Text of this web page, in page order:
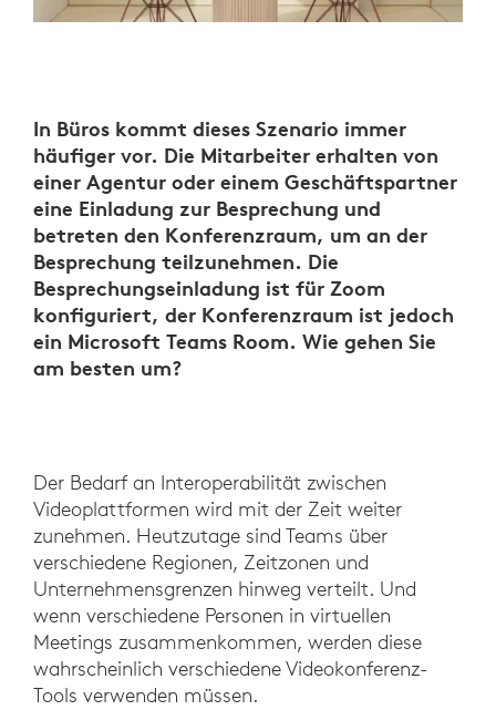
In Büros kommt dieses Szenario immer
häufiger vor. Die Mitarbeiter erhalten von
einer Agentur oder einem Geschäftspartner
eine Einladung zur Besprechung und
betreten den Konferenzraum, um an der
Besprechung teilzunehmen. Die
Besprechungseinladung ist für Zoom
konfiguriert, der Konferenzraum ist jedoch
ein Microsoft Teams Room. Wie gehen Sie
am besten um?
Der Bedarf an Interoperabilität zwischen
Videoplattformen wird mit der Zeit weiter
zunehmen. Heutzutage sind Teams über
verschiedene Regionen, Zeitzonen und
Unternehmensgrenzen hinweg verteilt. Und
wenn verschiedene Personen in virtuellen
Meetings zusammenkommen, werden diese
wahrscheinlich verschiedene Videokonferenz-
Tools verwenden müssen.